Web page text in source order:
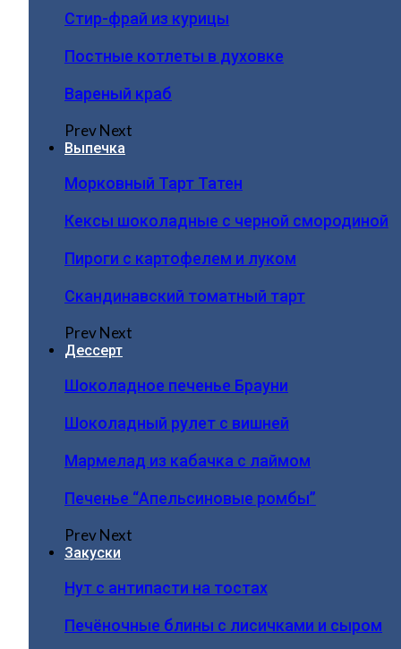
Стир-фрай из курицы
Постные котлеты в духовке
Вареный краб
PrevNext
Выпечка
Морковный Тарт Татен
Кексы шоколадные с черной смородиной
Пироги c картофелем и луком
Скандинавский томатный тарт
PrevNext
Дессерт
Шоколадное печенье Брауни
Шоколадный рулет с вишней
Мармелад из кабачка с лаймом
Печенье “Апельсиновые ромбы”
PrevNext
Закуски
Нут с антипасти на тостах
Печёночные блины с лисичками и сыром